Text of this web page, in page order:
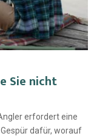
Sie nicht
erfordert eine
dafür, worauf